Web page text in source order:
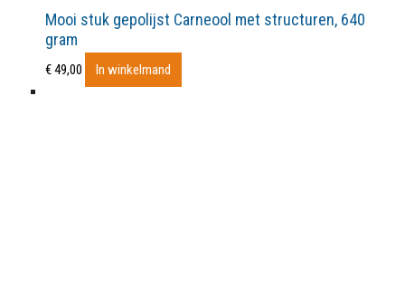
Mooi stuk gepolijst Carneool met structuren, 640
gram
€49,00 In winkelmand